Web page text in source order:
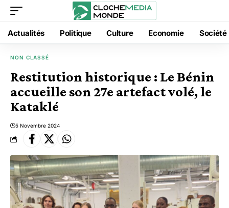
Actualités Politique Culture Economie Société
NON CLASSÉ
Restitution historique : Le Bénin
accueille son 27e artefact volé, le
Kataklé
5 Novembre 2024